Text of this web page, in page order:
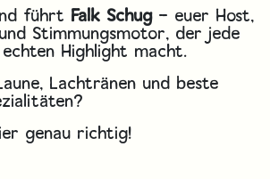
führt Falk Schug – euer Host,
Stimmungsmotor, der jede
Highlight macht.
Lachtränen und beste
genau richtig!